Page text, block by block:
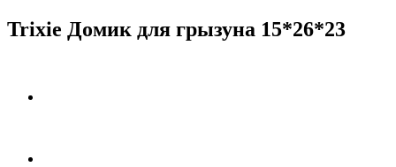
Trixie Домик для грызуна 15*26*23